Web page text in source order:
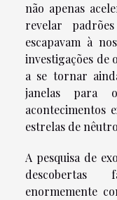
não apenas
revelar
escapavam à
investigações de
a se tornar
janelas para
acontecimentos
estrelas de
A pesquisa de
descobertas
enormemente